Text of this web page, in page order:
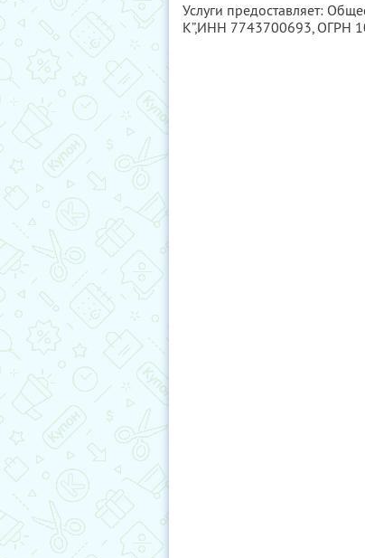
Услуги предоставляет:
К”,ИНН 7743700693, ОГРН